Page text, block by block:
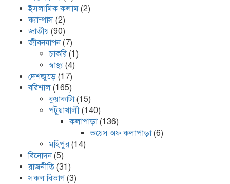
ইসলামিক কলাম (2)
ক্যাম্পাস (2)
জাতীয়(90)
জীবনযাপন(7)
চাকরি (1)
স্বাস্থ্য (4)
দেশজুড়ে (17)
বরিশাল (165)
কুয়াকাটা(15)
পটুয়াখালী (140)
কলাপাড়া(136)
ভয়েস অফ কলাপাড়া(6)
মহিপুর (14)
বিনোদন(5)
রাজনীতি (31)
সকল বিভাগ(3)